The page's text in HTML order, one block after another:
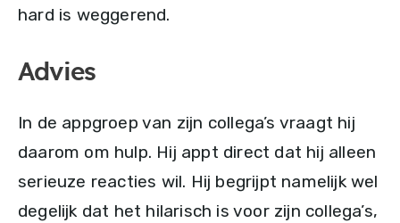
hard is weggerend.
Advies
In de appgroep van zijn collega’s vraagt hij
daarom om hulp. Hij appt direct dat hij alleen
serieuze reacties wil. Hij begrijpt namelijk wel
degelijk dat het hilarisch is voor zijn collega’s,